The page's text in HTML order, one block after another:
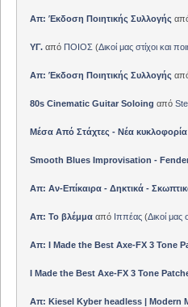
Απ: Έκδοση Ποιητικής Συλλογής
ΥΓ.από ΠΟΙΟΣ (Δικοί μας στίχοι και
Απ: Έκδοση Ποιητικής Συλλογής
80s Cinematic Guitar Soloing από
Μέσα Από Στάχτες - Νέα κυκλοφορία
Smooth Blues Improvisation -
Απ: Αν-Επίκαιρα - Δηκτικά -
Απ: Το βλέμμα από Ιππέας(Δικοί μας
Απ: I Made the Best Axe-FX 3 Tone
I Made the Best Axe-FX 3 Tone
Απ: Kiesel Kyber headless | Modern